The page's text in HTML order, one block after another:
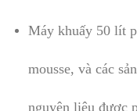
Máy khuấy 50 lít
mousse, và các
nguyên liệu được